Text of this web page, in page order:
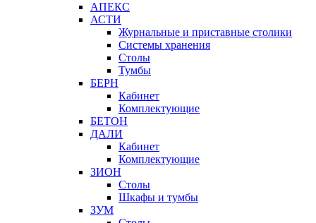
АПЕКС
АСТИ
Журнальные и приставные столики
Системы хранения
Столы
Тумбы
БЕРН
Кабинет
Комплектующие
БЕТОН
ДАЛИ
Кабинет
Комплектующие
ЗИОН
Столы
Шкафы и тумбы
ЗУМ